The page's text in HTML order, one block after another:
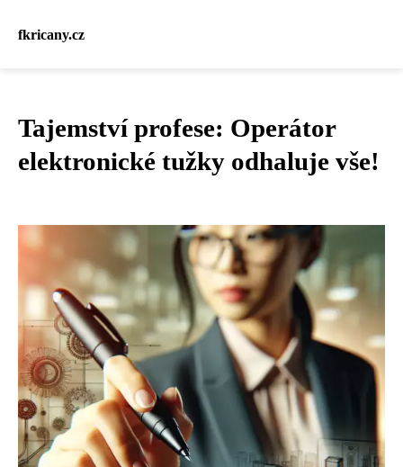
fkricany.cz
Tajemství profese: Operátor
elektronické tužky odhaluje vše!